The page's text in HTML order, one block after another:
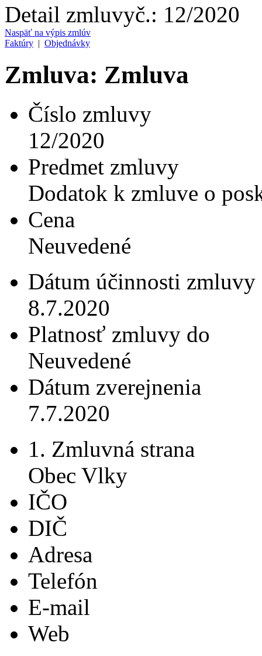
Detail zmluvyč.: 12/2020
Naspäť na výpis zmlúv
Faktúry | Objednávky
Zmluva: Zmluva
Číslo zmluvy
12/2020
Predmet zmluvy
Dodatok k zmluve o
Cena
Neuvedené
Dátum účinnosti zmluvy
8.7.2020
Platnosť zmluvy do
Neuvedené
Dátum zverejnenia
7.7.2020
1. Zmluvná strana
Obec Vlky
IČO
DIČ
Adresa
Telefón
E-mail
Web